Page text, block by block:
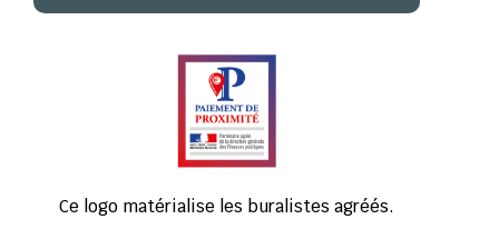
Ce logo matérialise les buralistes agréés.